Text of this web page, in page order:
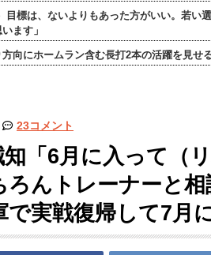
目標は、ないよりもあった方がいい。若い
ます」
向にホームラン含む長打2本の活躍を見せ
23コメント
「6月に入って（
ろんトレーナーと
で実戦復帰して7月